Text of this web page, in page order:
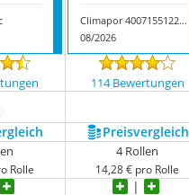
Climapor 4007155122072
08/2026
114 Bewertungen
anzeigen
Preis­vergleich
Rolle
4 Rollen
14,28 € pro Rolle